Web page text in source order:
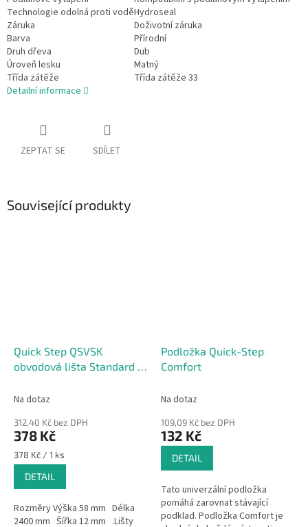
Technologie odolná proti voděHydroseal
Záruka
Doživotní záruka
Barva
Přírodní
Druh dřeva
Dub
Úroveň lesku
Matný
Třída zátěže
Třída zátěže 33
Detailní informace
ZEPTAT SE SDÍLET
Související produkty
Quick Step QSVSK
obvodová lišta Standard k
podlahám 58x12x2400mm
Na dotaz
312,40 Kč bez DPH
378 Kč
Měrná
cena:
378 Kč / 1 ks
DETAIL
Rozměry Výška 58 mm Délka
2400 mm Šířka 12 mm .Lišty
Podložka Quick-Step
Comfort
Na dotaz
109,09 Kč bez DPH
132 Kč
DETAIL
Tato univerzální podložka
pomáhá zarovnat stávající
podklad. Podložka Comfort je